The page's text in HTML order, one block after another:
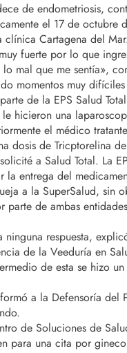
de endometriosis,
el 17 de octubre
clínica Cartagena del
fuerte por lo que
mal que me sentía»,
momentos muy
de la EPS Salud
hicieron una
el médico
dosis de Tricptorelina
a Salud Total. La
la entrega del
a la SuperSalud, sin
parte de ambas
respuesta,
de la Veeduría en
de esta se hizo
a la Defensoría del
de Soluciones de
para una cita por